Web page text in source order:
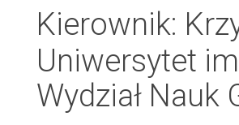
Kierownik:
Uniwersytet
Wydział Nauk